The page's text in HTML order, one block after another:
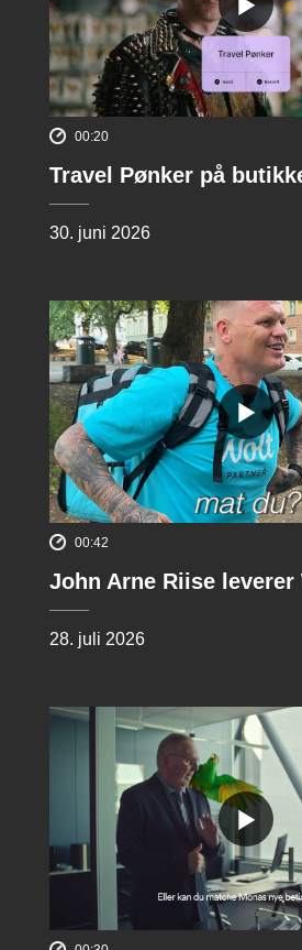
00:20
Travel Pønker på
30. juni 2026
00:42
John Arne Riise leverer
28. juli 2026